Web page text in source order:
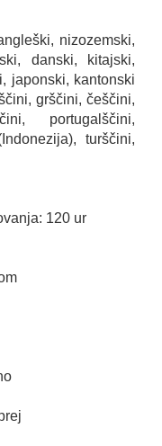
nizozemski,
danski, kitajski,
japonski, kantonski
grščini, češčini,
portugalščini,
turščini,
120 ur